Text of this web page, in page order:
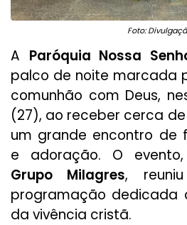
Foto:
A Paróquia Nossa
palco de noite marcada
comunhão com Deus,
(27), ao receber cerca
um grande encontro de
e adoração. O
Grupo Milagres,
programação dedicada
da vivência cristã.